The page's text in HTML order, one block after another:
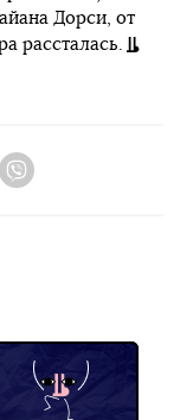
Дорси, от
рассталась.